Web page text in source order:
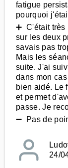
fatigue
pourquoi
➕ C'était très
sur les deux
savais pas
Mais les
suite. J'ai
dans mon
bien aidé. Le
et permet
passe. Je
➖ Pas de
24/